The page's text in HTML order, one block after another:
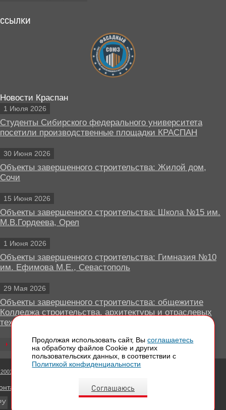
ССЫЛКИ
Новости Краспан
1 Июля 2026
Студенты Сибирского федерального университета
посетили производственные площадки КРАСПАН
30 Июня 2026
Объекты завершенного строительства: Жилой дом,
Сочи
15 Июня 2026
Объекты завершенного строительства: Школа №15 им.
М.В.Гордеева, Орел
1 Июня 2026
Объекты завершенного строительства: Гимназия №10
им. Ефимова М.Е., Севастополь
29 Мая 2026
Объекты завершенного строительства: общежитие
Колледжа строительства, архитектуры и отраслевых
технологий, Липецк
Все новости
- 2026 Вентилируемые фасады КРАСПАН
информация
Продолжая использовать сайт, Высоглашаетесь
на обработку файлов Сookie и других
пользовательских данных, в соответствии с
Политикой конфиденциальности
Соглашаюсь